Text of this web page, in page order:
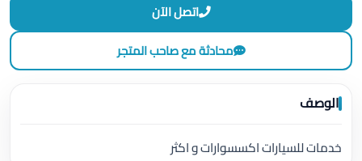
اتصل الآن
محادثة مع صاحب المتجر
الوصف
خدمات للسيارات اكسسوارات و اكثر